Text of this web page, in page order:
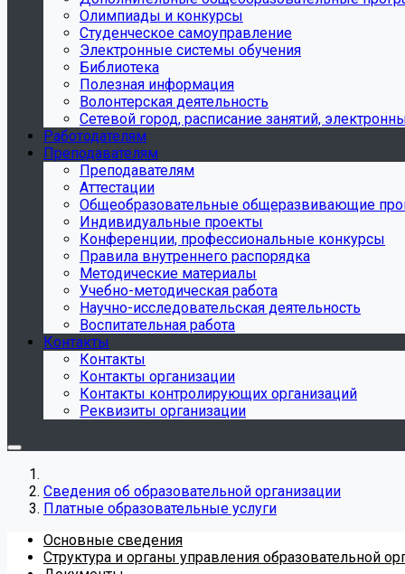
Олимпиады и конкурсы
Студенческое самоуправление
Электронные системы обучения
Библиотека
Полезная информация
Волонтерская деятельность
Сетевой город, расписание занятий,
Работодателям
Преподавателям
Преподавателям
Аттестации
Общеобразовательные общеразвивающие
Индивидуальные проекты
Конференции, профессиональные конкурсы
Правила внутреннего распорядка
Методические материалы
Учебно-методическая работа
Научно-исследовательская деятельность
Воспитательная работа
Контакты
Контакты
Контакты организации
Контакты контролирующих организаций
Реквизиты организации
Сведения об образовательной организации
Платные образовательные услуги
Основные сведения
Структура и органы управления образовательной